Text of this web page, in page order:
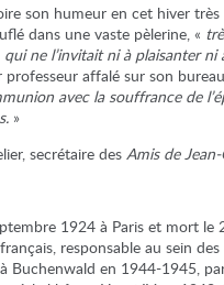
son humeur en cet hiver
dans une vaste pèlerine, «
qui ne l’invitait ni à plaisanter
affalé sur son
avec la souffrance de
»
secrétaire des Amis de
1924 à Paris et mort le
responsable au sein
Buchenwald en 1944-1945,